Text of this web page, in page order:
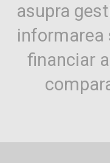
asupra
informarea
financiar